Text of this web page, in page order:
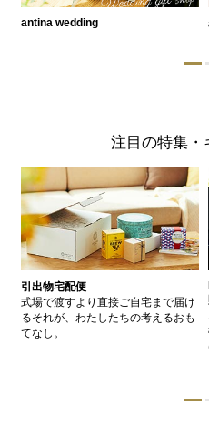
antina wedding
注目の特集・
引出物宅配便
式場で渡すより直接ご自宅まで届け
るそれが、わたしたちの考えるおも
てなし。